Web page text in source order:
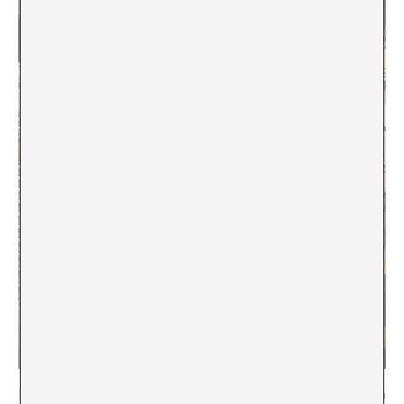
Parte de la antigua muralla de Rotterdam, desenterrada durante la